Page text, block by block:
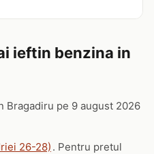
ieftin benzina in
Bragadiru pe 9 august 2026
26-28) . Pentru pretul